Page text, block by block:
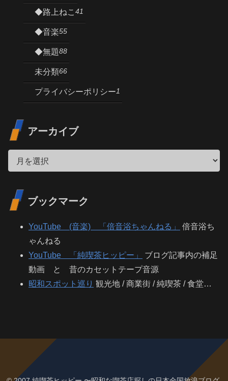
◆路上ねこ 41
◆音楽55
◆無題88
未分類66
プライバシーポリシー1
アーカイブ
ブックマーク
YouTube (音楽) 「倍音浴ちゃんねる」
倍音浴ち
ゃんねる
YouTube 「純喫茶ヒッピー」
ブログ記事内の補足
動画 と 昔のカセットテープ音源
昭和スポット巡り 観光地 / 商業街 / 純喫茶 / 食堂…